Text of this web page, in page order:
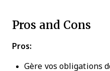
Pros and Cons
Pros:
Gère vos obligations